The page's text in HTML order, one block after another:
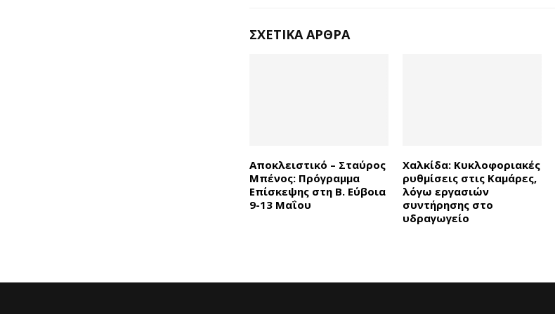
ΣΧΕΤΙΚΆ ΆΡΘΡΑ
Αποκλειστικό – Σταύρος
Μπένος: Πρόγραμμα
Επίσκεψης στη Β. Εύβοια
9-13 Μαΐου
Χαλκίδα: Κυκλοφοριακές
ρυθμίσεις στις Καμάρες,
λόγω εργασιών
συντήρησης στο
υδραγωγείο